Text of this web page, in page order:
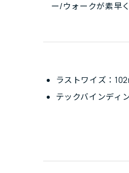
ー/ウォークが素早
ラストワイズ：
テックバインディ